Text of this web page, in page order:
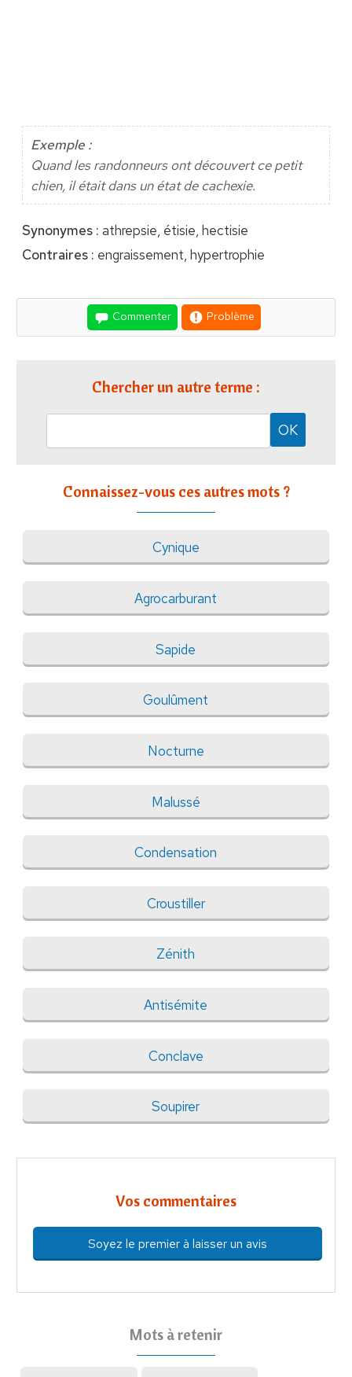
Exemple :
Quand les randonneurs ont découvert ce petit
chien, il était dans un état de cachexie.
Synonymes : athrepsie, étisie, hectisie
Contraires : engraissement, hypertrophie
Commenter Problème
Chercher un autre terme :
Connaissez-vous ces autres mots ?
Cynique
Agrocarburant
Sapide
Goulûment
Nocturne
Malussé
Condensation
Croustiller
Zénith
Antisémite
Conclave
Soupirer
Vos commentaires
Soyez le premier à laisser un avis
Mots à retenir